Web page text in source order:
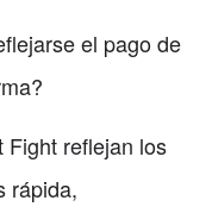
el pago de
Fight reflejan los
rápida,